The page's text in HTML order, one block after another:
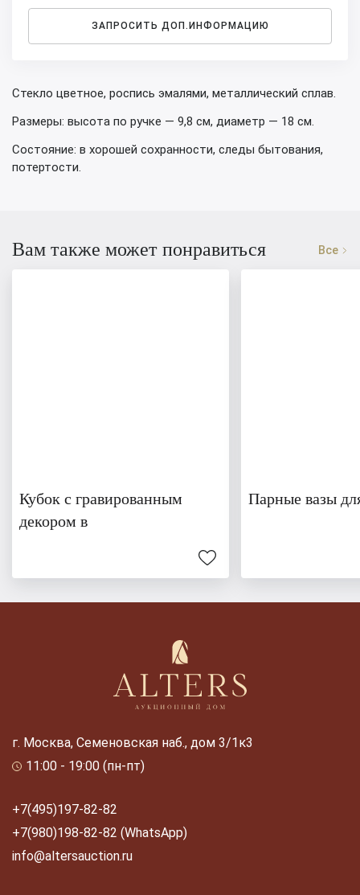
ЗАПРОСИТЬ ДОП.ИНФОРМАЦИЮ
Стекло цветное, роспись эмалями, металлический сплав.
Размеры: высота по ручке — 9,8 см, диаметр — 18 см.
Состояние: в хорошей сохранности, следы бытования,
потертости.
Вам также может понравиться Все
Кубок с гравированным
декором в
Парные вазы
г. Москва, Семеновская наб., дом 3/1к3
11:00 - 19:00 (пн-пт)
+7(495)197-82-82
+7(980)198-82-82 (WhatsApp)
info@altersauction.ru